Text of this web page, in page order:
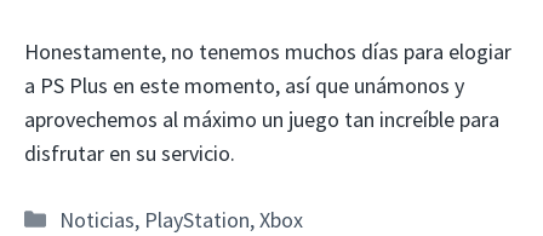
Honestamente, no tenemos muchos días para elogiar
a PS Plus en este momento, así que unámonos y
aprovechemos al máximo un juego tan increíble para
disfrutar en su servicio.
Categorías
Noticias, PlayStation,Xbox